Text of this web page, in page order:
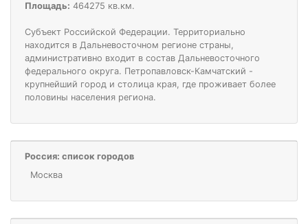
Площадь: 464275 кв.км.
Субъект Российской Федерации. Территориально
находится в Дальневосточном регионе страны,
административно входит в состав Дальневосточного
федерального округа. Петропавловск-Камчатский -
крупнейший город и столица края, где проживает более
половины населения региона.
Россия: список городов
Москва